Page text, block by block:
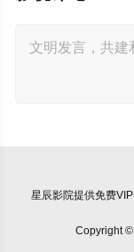
星辰影院提供免费
Copyright